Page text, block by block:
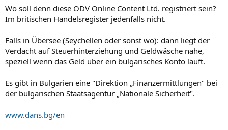
:
Wo soll denn diese ODV Online Content Ltd. registriert sein?
Im britischen Handelsregister jedenfalls nicht.
Falls in Übersee (Seychellen oder sonst wo): dann liegt der
Verdacht auf Steuerhinterziehung und Geldwäsche nahe,
speziell wenn das Geld über ein bulgarisches Konto läuft.
Es gibt in Bulgarien eine "Direktion „Finanzermittlungen" bei
der bulgarischen Staatsagentur „Nationale Sicherheit".
www.dans.bg/en